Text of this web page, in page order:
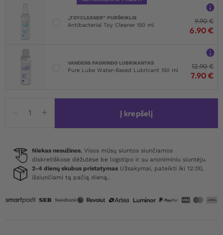
„TOYCLEANER“ PURŠKIKLIS
Antibacterial Toy Cleaner 150 ml
9.90€
6.90 €
VANDENS PAGRINDO LUBRIKANTAS
Pure Lube Water-Based Lubricant 150 ml
12.90€
7.90 €
kiekis:
Satisfyer
Duo
Į krepšelį
Niekas nesužinos, Visos mūsų siuntos siunčiamos
diskretiškose dėžutėse be logotipo ir su anoniminiu siuntėju.
2-4 dienų skubus pristatymas Užsakymai, pateikti iki 12:00,
išsiunčiami tą pačią dieną..